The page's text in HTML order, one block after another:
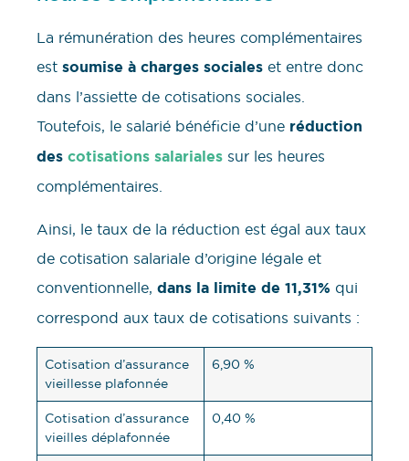
La rémunération des heures complémentaires
est soumise à charges sociales et entre donc
dans l’assiette de cotisations sociales.
Toutefois, le salarié bénéficie d’une réduction
des cotisations salariales sur les heures
complémentaires.
Ainsi, le taux de la réduction est égal aux taux
de cotisation salariale d’origine légale et
conventionnelle, dans la limite de 11,31% qui
correspond aux taux de cotisations suivants :
Cotisation d’assurance
vieillesse plafonnée
6,90 %
Cotisation d’assurance
vieilles déplafonnée
0,40 %